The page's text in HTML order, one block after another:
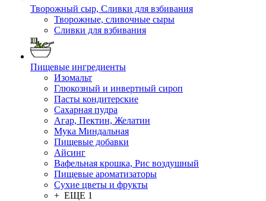
Творожный сыр, Сливки для взбивания
Творожные, сливочные сыры
Сливки для взбивания
Пищевые ингредиенты
Изомальт
Глюкозный и инвертный сироп
Пасты кондитерские
Сахарная пудра
Агар, Пектин, Желатин
Мука Миндальная
Пищевые добавки
Айсинг
Вафельная крошка, Рис воздушный
Пищевые ароматизаторы
Сухие цветы и фрукты
+ ЕЩЕ 1